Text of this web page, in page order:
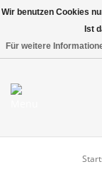
Mein Konto /
Wir benutzen Cookies
Ist
Für weitere